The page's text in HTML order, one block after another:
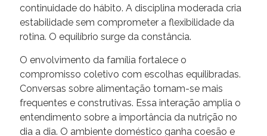
continuidade do hábito. A disciplina moderada cria
estabilidade sem comprometer a flexibilidade da
rotina. O equilíbrio surge da constância.
O envolvimento da família fortalece o
compromisso coletivo com escolhas equilibradas.
Conversas sobre alimentação tornam-se mais
frequentes e construtivas. Essa interação amplia o
entendimento sobre a importância da nutrição no
dia a dia. O ambiente doméstico ganha coesão e